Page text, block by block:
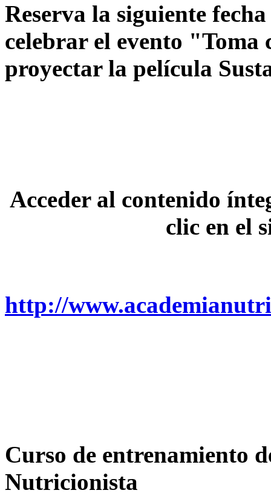
Reserva la siguiente
celebrar el evento "Toma
proyectar la película
Acceder al contenido
clic en el
http://
Curso de entrenamiento
Nutricionista